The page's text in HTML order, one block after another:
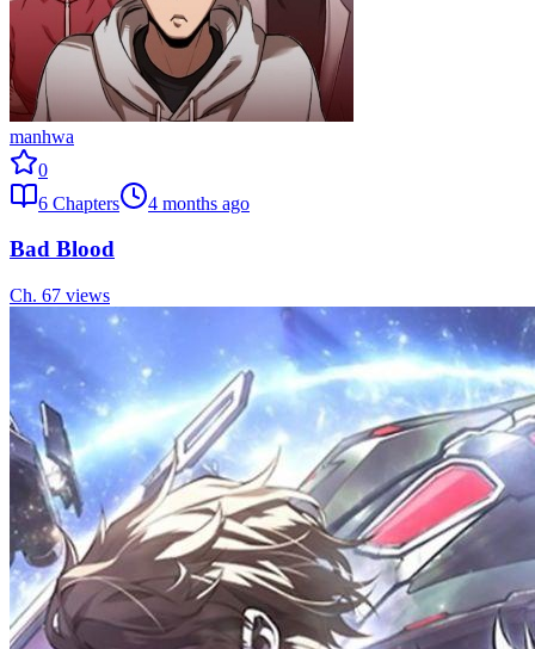
manhwa
0
6 Chapters 4 months ago
Bad Blood
Ch. 67 views